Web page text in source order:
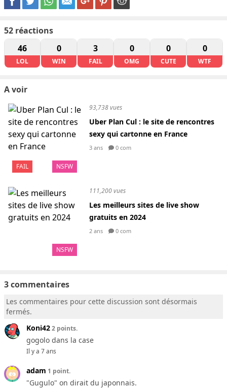
52 réactions
46
LOL
0
WIN
3
FAIL
0
OMG
0
CUTE
0
WTF
A voir
FAIL NSFW
93,738 vues
Uber Plan Cul : le site de rencontres
sexy qui cartonne en France
3 ans 0 com
NSFW
111,200 vues
Les meilleurs sites de live show
gratuits en 2024
2 ans 0 com
3 commentaires
Les commentaires pour cette discussion sont désormais
fermés.
Koni422 points.
gogolo dans la case
Il y a 7 ans
adam 1 point.
"Gugulo" on dirait du japonnais.